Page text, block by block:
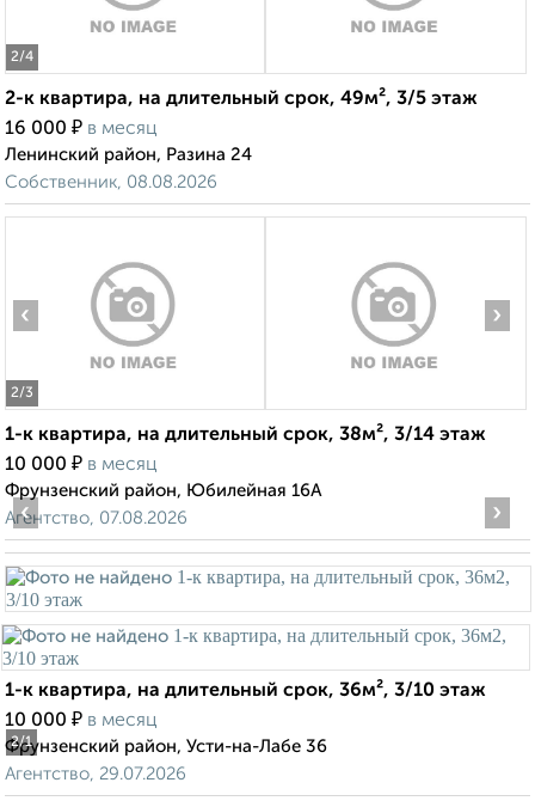
2/4
2-к квартира, на длительный срок, 49м², 3/5 этаж
16 000 ₽ в месяц
Ленинский район, Разина 24
Собственник, 08.08.2026
2/3
‹ ›
1-к квартира, на длительный срок, 38м², 3/14 этаж
10 000 ₽ в месяц
Фрунзенский район, Юбилейная 16А
Агентство, 07.08.2026
2/1
‹ ›
1-к квартира, на длительный срок, 36м², 3/10 этаж
10 000 ₽ в месяц
Фрунзенский район, Усти-на-Лабе 36
Агентство, 29.07.2026